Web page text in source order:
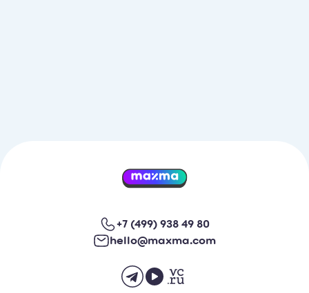
+7 (499) 938 49 80
hello@maxma.com